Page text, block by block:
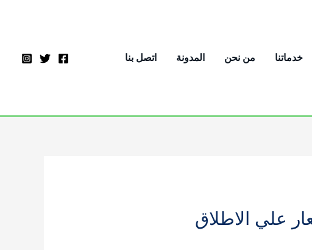
خدماتنا من نحن المدونة اتصل بنا